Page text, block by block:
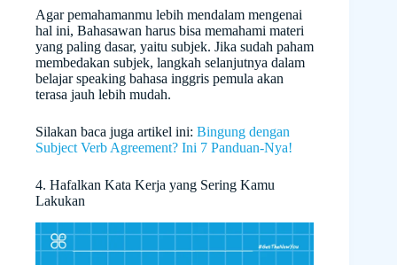
Agar pemahamanmu lebih mendalam mengenai
hal ini, Bahasawan harus bisa memahami materi
yang paling dasar, yaitu subjek. Jika sudah paham
membedakan subjek, langkah selanjutnya dalam
belajar speaking bahasa inggris pemula akan
terasa jauh lebih mudah.
Silakan baca juga artikel ini: Bingung dengan
Subject Verb Agreement? Ini 7 Panduan-Nya!
4. Hafalkan Kata Kerja yang Sering Kamu
Lakukan